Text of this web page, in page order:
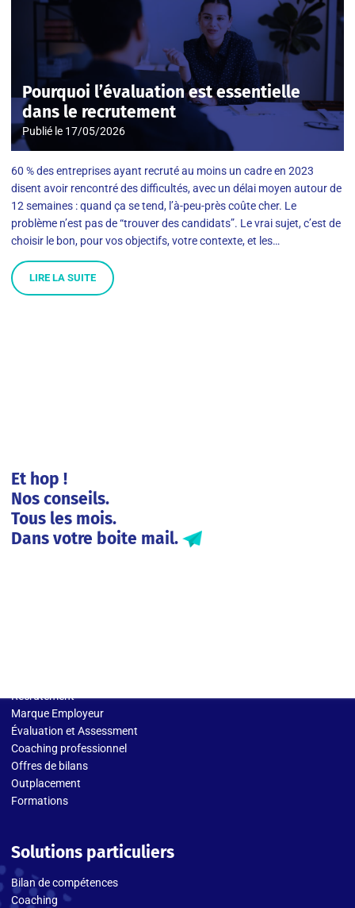
Pourquoi l’évaluation est essentielle
dans le recrutement
Publié le 17/05/2026
60 % des entreprises ayant recruté au moins un cadre en 2023
disent avoir rencontré des difficultés, avec un délai moyen autour de
12 semaines : quand ça se tend, l’à-peu-près coûte cher. Le
problème n’est pas de “trouver des candidats”. Le vrai sujet, c’est de
choisir le bon, pour vos objectifs, votre contexte, et les…
LIRE LA SUITE
Et hop !
Nos conseils.
Tous les mois.
Dans votre boite mail.
Recrutement
Marque Employeur
Évaluation et Assessment
Coaching professionnel
Offres de bilans
Outplacement
Formations
Solutions particuliers
Bilan de compétences
Coaching